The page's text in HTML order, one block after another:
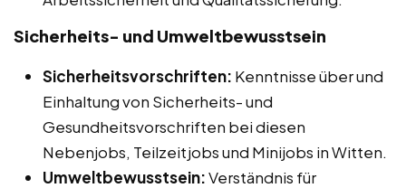
Sicherheits- und Umweltbewusstsein
Sicherheitsvorschriften: Kenntnisse über und
Einhaltung von Sicherheits- und
Gesundheitsvorschriften bei diesen
Nebenjobs, Teilzeitjobs und Minijobs in Witten.
Umweltbewusstsein:Verständnis für